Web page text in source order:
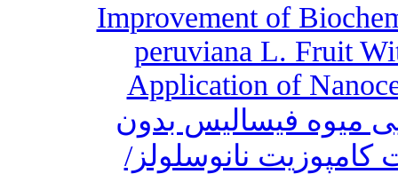
Improvement of
peruviana L. Fruit
Application of
میوه فیسالیس بدون
کامپوزیت نانوسلولز/